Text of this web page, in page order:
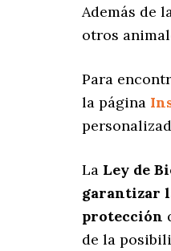
Además de
otros
Para
la página
La Ley de
garantizar
protección
de la